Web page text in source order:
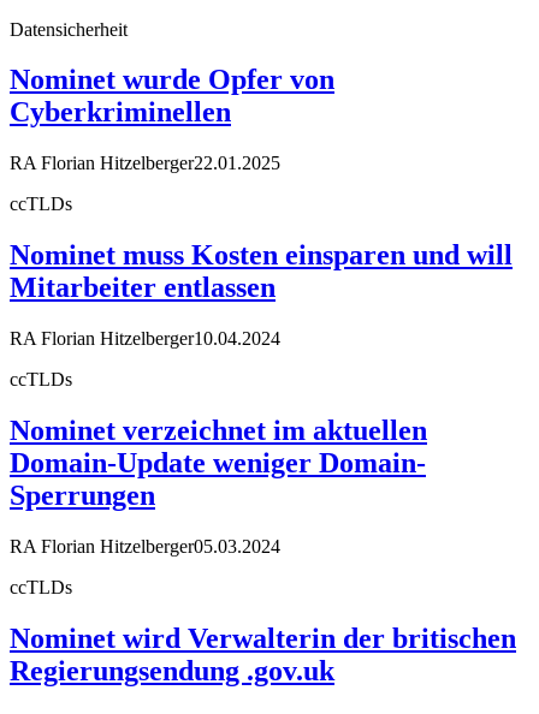
Datensicherheit
Nominet wurde Opfer von
Cyberkriminellen
RA Florian Hitzelberger22.01.2025
ccTLDs
Nominet muss Kosten einsparen und will
Mitarbeiter entlassen
RA Florian Hitzelberger10.04.2024
ccTLDs
Nominet verzeichnet im aktuellen
Domain-Update weniger Domain-
Sperrungen
RA Florian Hitzelberger05.03.2024
ccTLDs
Nominet wird Verwalterin der britischen
Regierungsendung .gov.uk